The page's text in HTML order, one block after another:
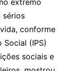
extremo
sérios
conforme
(IPS)
sociais e